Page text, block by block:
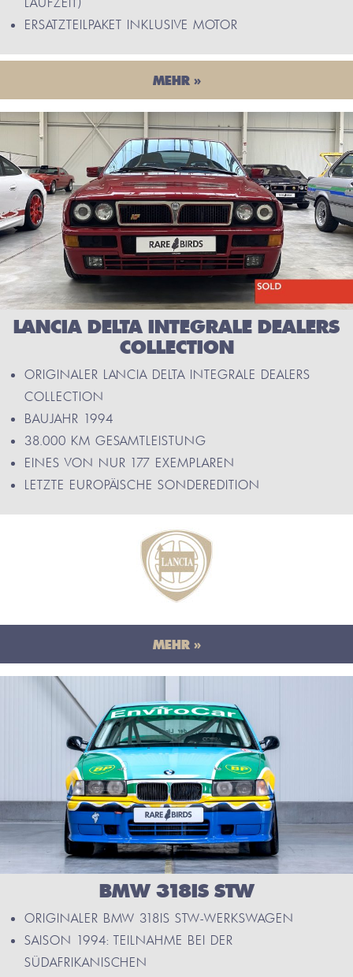
ERSATZTEILPAKET INKLUSIVE MOTOR
MEHR »
LANCIA DELTA INTEGRALE DEALERS
COLLECTION
ORIGINALER LANCIA DELTA INTEGRALE DEALERS
COLLECTION
BAUJAHR 1994
38.000 KM GESAMTLEISTUNG
EINES VON NUR 177 EXEMPLAREN
LETZTE EUROPÄISCHE SONDEREDITION
MEHR »
BMW 318IS STW
ORIGINALER BMW 318IS STW-WERKSWAGEN
SAISON 1994: TEILNAHME BEI DER
SÜDAFRIKANISCHEN